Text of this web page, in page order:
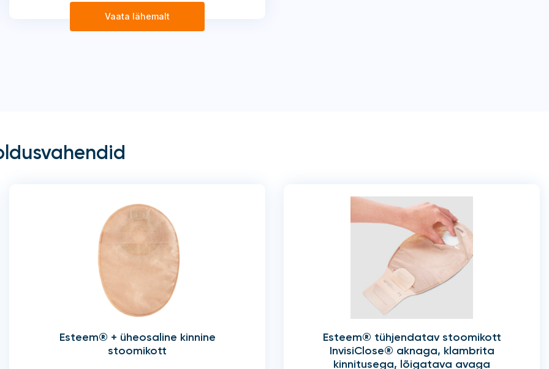
Vaata lähemalt
Esteem® + üheosaline kinnine
stoomikott
Esteem® tühjendatav stoomikott
InvisiClose® aknaga, klambrita
kinnitusega, lõigatava avaga